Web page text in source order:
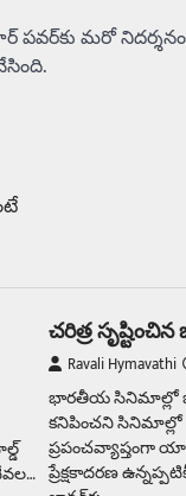
పవర్‌కు మరో
చరిత్ర
Ravali Hymavathi
భారతీయ సినిమాల్లో
కనిపించని
ప్రేక్షకాదరణ